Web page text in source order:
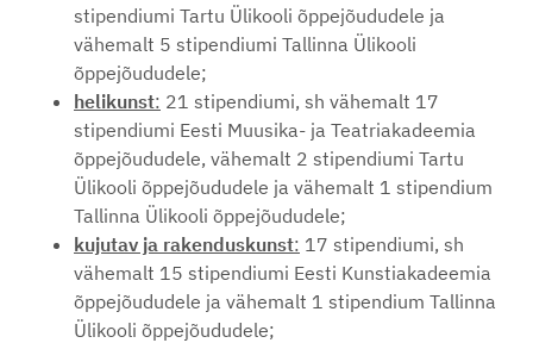
stipendiumi Tartu Ülikooli õppejõududele ja
vähemalt 5 stipendiumi Tallinna Ülikooli
õppejõududele;
helikunst: 21 stipendiumi, sh vähemalt 17
stipendiumi Eesti Muusika- ja Teatriakadeemia
õppejõududele, vähemalt 2 stipendiumi Tartu
Ülikooli õppejõududele ja vähemalt 1 stipendium
Tallinna Ülikooli õppejõududele;
kujutav ja rakenduskunst: 17 stipendiumi, sh
vähemalt 15 stipendiumi Eesti Kunstiakadeemia
õppejõududele ja vähemalt 1 stipendium Tallinna
Ülikooli õppejõududele;